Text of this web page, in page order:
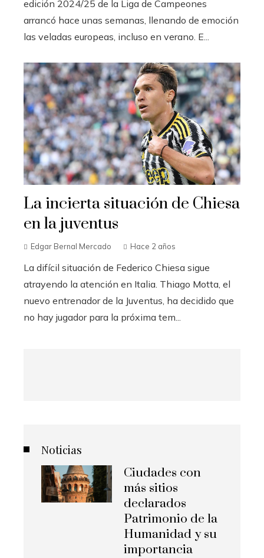
edición 2024/25 de la Liga de Campeones
arrancó hace unas semanas, llenando de emoción
las veladas europeas, incluso en verano. E...
La incierta situación de Chiesa
en la juventus
Edgar Bernal Mercado Hace 2 años
La difícil situación de Federico Chiesa sigue
atrayendo la atención en Italia. Thiago Motta, el
nuevo entrenador de la Juventus, ha decidido que
no hay jugador para la próxima tem...
Noticias
Ciudades con
más sitios
declarados
Patrimonio de la
Humanidad y su
importancia